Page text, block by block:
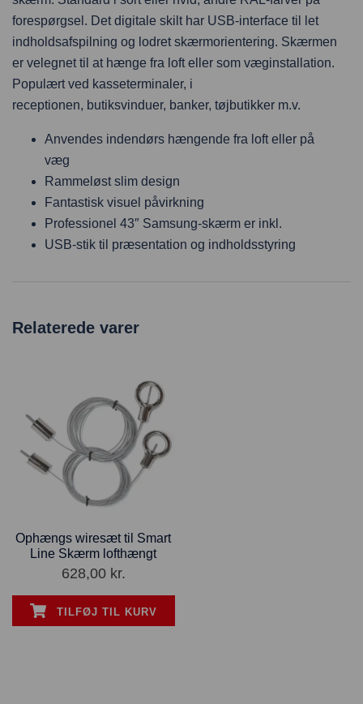
forespørgsel. Det digitale skilt har USB-interface til let
indholdsafspilning og lodret skærmorientering. Skærmen
er velegnet til at hænge fra loft eller som væginstallation.
Populært ved kasseterminaler, i
receptionen, butiksvinduer, banker, tøjbutikker m.v.
Anvendes indendørs hængende fra loft eller på
væg
Rammeløst slim design
Fantastisk visuel påvirkning
Professionel 43″ Samsung-skærm er inkl.
USB-stik til præsentation og indholdsstyring
Relaterede varer
Ophængs wiresæt til Smart
Line Skærm lofthængt
628,00 kr.
TILFØJ TIL KURV